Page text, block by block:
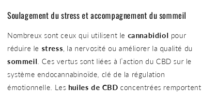
Soulagement du stress et accompagnement du sommeil
Nombreux sont ceux qui utilisent le cannabidiol pour
réduire le stress , la nervosité ou améliorer la qualité du
sommeil . Ces vertus sont liées à l’action du CBD sur le
système endocannabinoïde, clé de la régulation
émotionnelle. Les huiles de CBD concentrées remportent